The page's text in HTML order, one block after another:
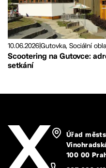
10.06.2026Gutovka, Sociální
Scootering na Gutovce:
setkání
Úřad
100 00